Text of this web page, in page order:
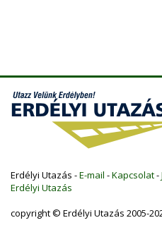
Erdélyi Utazás -E-mail -Kapcsolat-
Erdélyi Utazás
copyright © Erdélyi Utazás 2005-